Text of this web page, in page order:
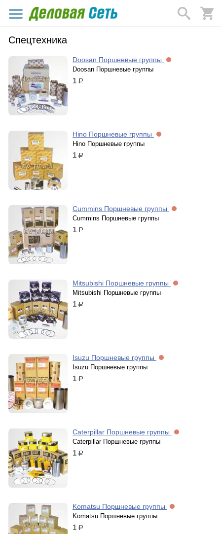
Спецтехника
Doosan Поршневые группы
Doosan Поршневые группы
1 р.
Hino Поршневые группы
Hino Поршневые группы
1 р.
Cummins Поршневые группы
Cummins Поршневые группы
1 р.
Mitsubishi Поршневые группы
Mitsubishi Поршневые группы
1 р.
Isuzu Поршневые группы
Isuzu Поршневые группы
1 р.
Caterpillar Поршневые группы
Caterpillar Поршневые группы
1 р.
Komatsu Поршневые группы
Komatsu Поршневые группы
1 р.